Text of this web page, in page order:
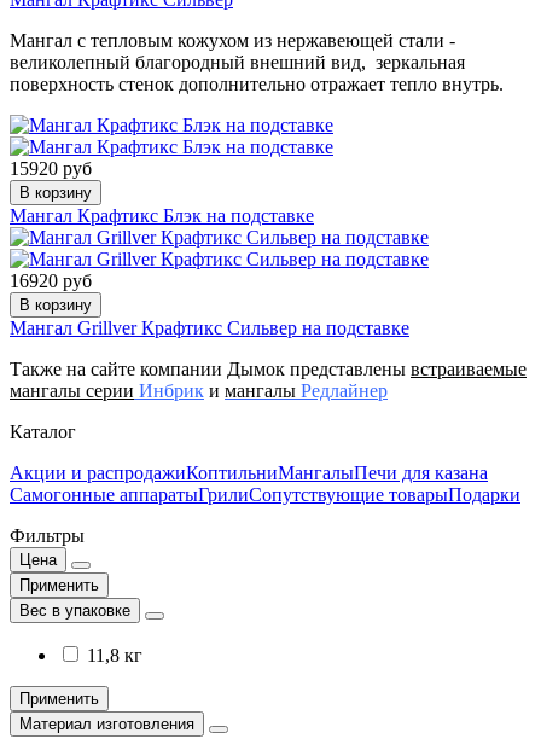
Мангал с тепловым кожухом из нержавеющей стали -
великолепный благородный внешний вид, зеркальная
поверхность стенок дополнительно отражает тепло внутрь.
15920 руб
В корзину
Мангал Крафтикс Блэк на подставке
16920 руб
В корзину
Мангал Grillver Крафтикс Сильвер на подставке
Также на сайте компании Дымок представлены встраиваемые
мангалы серии Инбрик и мангалы Редлайнер
Каталог
Акции и распродажиКоптильниМангалыПечи для казана
Самогонные аппаратыГрилиСопутствующие товарыПодарки
Фильтры
Цена
Применить
Вес в упаковке
11,8 кг
Применить
Материал изготовления